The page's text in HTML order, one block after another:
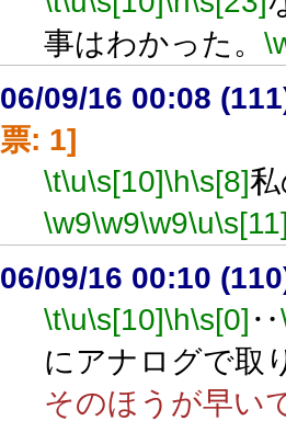
事はわかった。
06/09/16 00:08
票: 1]
\t\u\s[10]\h\s[8]
\w9\w9\w9\u
06/09/16 00:10
\t\u\s[10]\h\s[0] ‥
にアナログで取
そのほうが早い